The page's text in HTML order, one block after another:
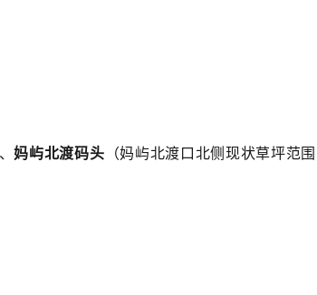
、妈屿北渡码头 （妈屿北渡口北侧现状草坪范围